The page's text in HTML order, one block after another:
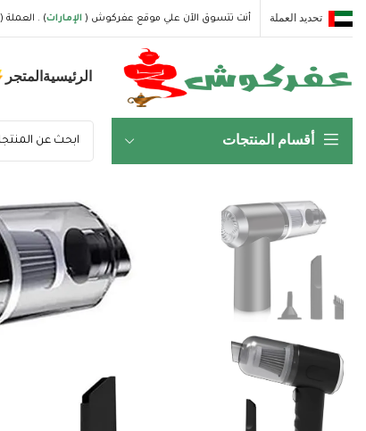
تحديد العملة أنت تتسوق الآن علي موقع عفركوش ( الإمارات) . العملة (
الرئيسيةالمتجر
أقسام المنتجات